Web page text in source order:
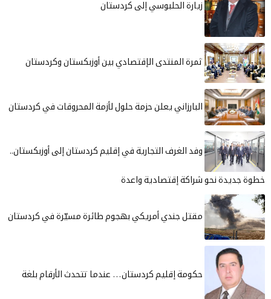
زيارة الحلبوسي إلى كردستان
ثمرة المنتدى الإقتصادي بين أوزبكستان وكردستان
البارزاني يعلن حزمة حلول لأزمة المحروقات في كردستان
وفد الغرف التجارية في إقليم كردستان إلى أوزبكستان.. ​​​​​​​
خطوة جديدة نحو شراكة إقتصادية واعدة
مقتل جندي أمريكي بهجوم طائرة مسيّرة في كردستان
حكومة إقليم كردستان… عندما تتحدث الأرقام بلغة